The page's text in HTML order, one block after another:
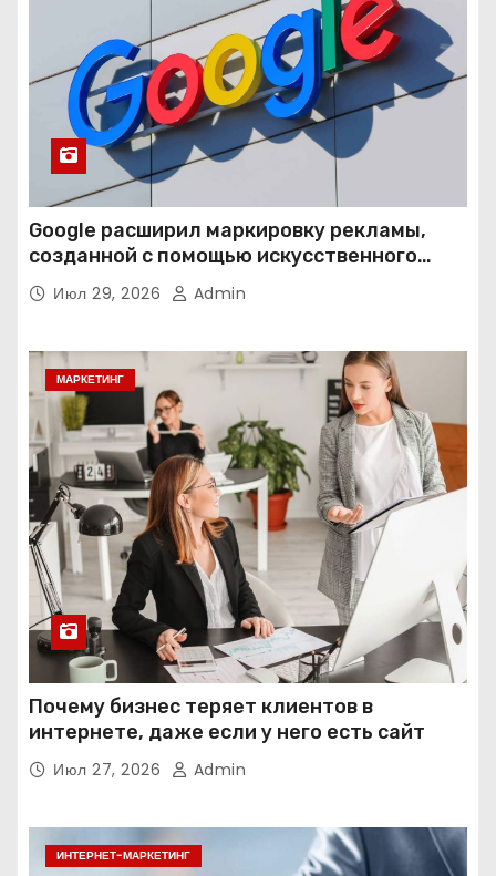
Google расширил маркировку рекламы,
созданной с помощью искусственного
интеллекта
Июл 29, 2026 Admin
МАРКЕТИНГ
Почему бизнес теряет клиентов в
интернете, даже если у него есть сайт
Июл 27, 2026 Admin
ИНТЕРНЕТ-МАРКЕТИНГ